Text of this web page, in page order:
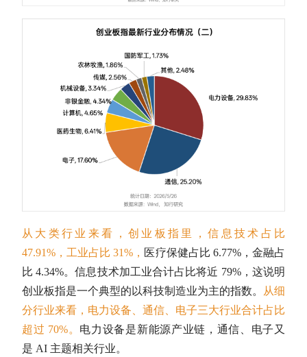
从大类行业来看， 创业板指 里，信息技术占比
47.91%，工业占比 31%， 医疗保健占比 6.77%，金融占
比 4.34%。信息技术加工业合计占比将近 79%，这说明
创业板指是一个典型的以科技制造业为主的指数。
从细
分行业来看，电力设备、通信、电子三大行业合计占比
超过 70%。 电力设备是新能源产业链，通信、电子又
是 AI 主题相关行业。